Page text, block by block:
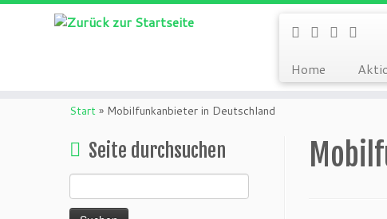
Home
Start » Mobilfunkanbieter in Deutschland
Seite durchsuchen
nach: